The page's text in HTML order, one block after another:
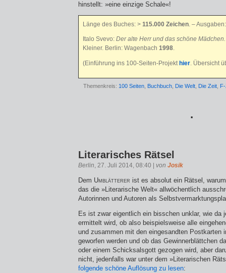
hinstellt: »eine einzige Schale«!
Länge des Buches: > 115.000 Zeichen. – Ausgaben:
Italo Svevo: Der alte Herr und das schöne Mädchen.
Kleiner. Berlin: Wagenbach 1998
(Einführung ins 100-Seiten-Projekt hier . Übersicht
Themenkreis: 100 Seiten Buchbuch Die Welt Die Zeit
*
Literarisches Rätsel
Berlin, 27. Juli 2014, 08:40 | von Josik
Dem Umblätterer ist es absolut ein Rätsel,
das die »Literarische Welt« allwöchentlich
Autorinnen und Autoren als
Es ist zwar eigentlich ein bisschen unklar, wie da
ermittelt wird, ob also beispielsweise alle
und zusammen mit den eingesandten Postkarten
geworfen werden und ob das Gewinnerblättchen
oder einem Schicksalsgott gezogen wird, aber
nicht, jedenfalls war unter dem »Literarischen
folgende schöne Auflösung zu lesen: